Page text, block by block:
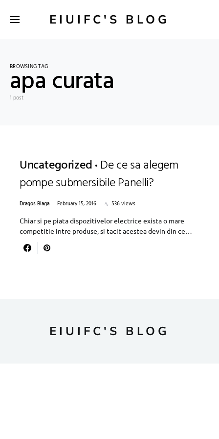
EIUIFC'S BLOG
BROWSING TAG
apa curata
1 post
Uncategorized De ce sa alegem
pompe submersibile Panelli?
Dragos Blaga February 15, 2016
536 views
Chiar si pe piata dispozitivelor electrice exista o mare
competitie intre produse, si tacit acestea devin din ce…
EIUIFC'S BLOG